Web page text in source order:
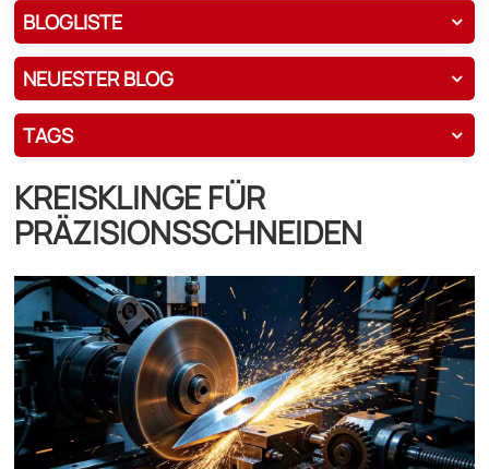
BLOGLISTE
NEUESTER BLOG
TAGS
KREISKLINGE FÜR
PRÄZISIONSSCHNEIDEN